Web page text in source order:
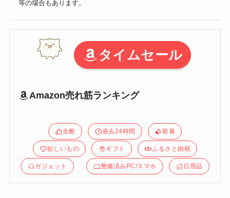
等の場合もあります。
タイムセール
Amazon売れ筋ランキング
全般 過去24時間 新着
欲しいもの ギフト ふるさと納税
ガジェット 整備済みPC/スマホ 日用品